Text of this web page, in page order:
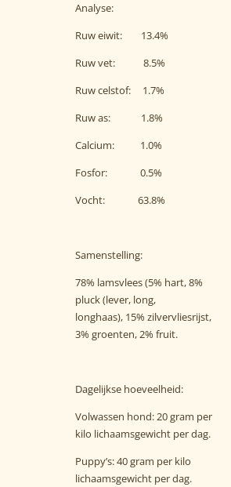
Analyse:
Ruw eiwit: 13.4%
Ruw vet: 8.5%
Ruw celstof: 1.7%
Ruw as: 1.8%
Calcium: 1.0%
Fosfor: 0.5%
Vocht: 63.8%
Samenstelling:
78% lamsvlees (5% hart, 8%
pluck (lever, long,
longhaas), 15% zilvervliesrijst,
3% groenten, 2% fruit.
Dagelijkse hoeveelheid:
Volwassen hond: 20 gram per
kilo lichaamsgewicht per dag.
Puppy’s: 40 gram per kilo
lichaamsgewicht per dag.